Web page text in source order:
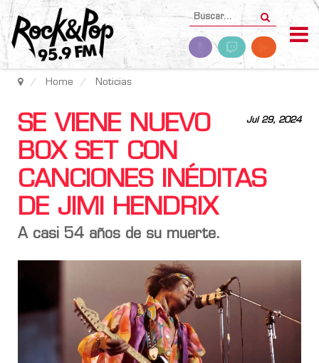
Home Noticias
Jul 29, 2024
SE VIENE NUEVO
BOX SET CON
CANCIONES INÉDITAS
DE JIMI HENDRIX
A casi 54 años de su muerte.